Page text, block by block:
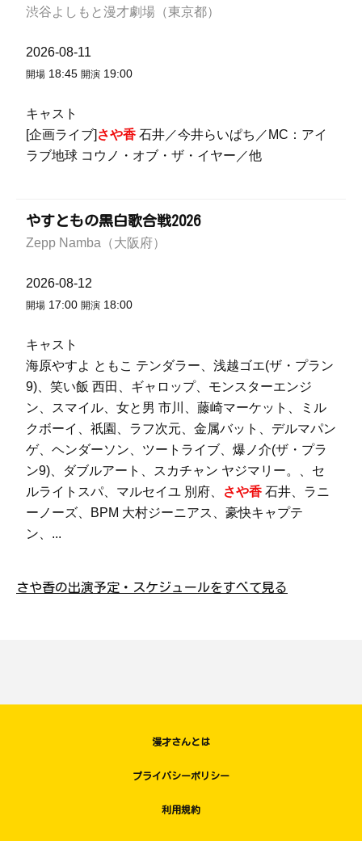
渋谷よしもと漫才劇場（東京都）
2026-08-11
開場 18:45 開演 19:00
キャスト
[企画ライブ] さや香 石井／今井らいぱち／MC：アイ
ラブ地球 コウノ・オブ・ザ・イヤー／他
やすともの黒白歌合戦2026
Zepp Namba（大阪府）
2026-08-12
開場 17:00 開演 18:00
キャスト
海原やすよ ともこ テンダラー、浅越ゴエ(ザ・プラン
9)、笑い飯 西田、ギャロップ、モンスターエンジ
ン、スマイル、女と男 市川、藤崎マーケット、ミル
クボーイ、祇園、ラフ次元、金属バット、デルマパン
ゲ、ヘンダーソン、ツートライブ、爆ノ介(ザ・プラ
ン9)、ダブルアート、スカチャン ヤジマリー。、セ
ルライトスパ、マルセイユ 別府、
さや香 石井、ラニ
ーノーズ、BPM 大村ジーニアス、豪快キャプテ
ン、...
さや香の出演予定・スケジュールをすべて見る
漫才さんとは
プライバシーポリシー
利用規約